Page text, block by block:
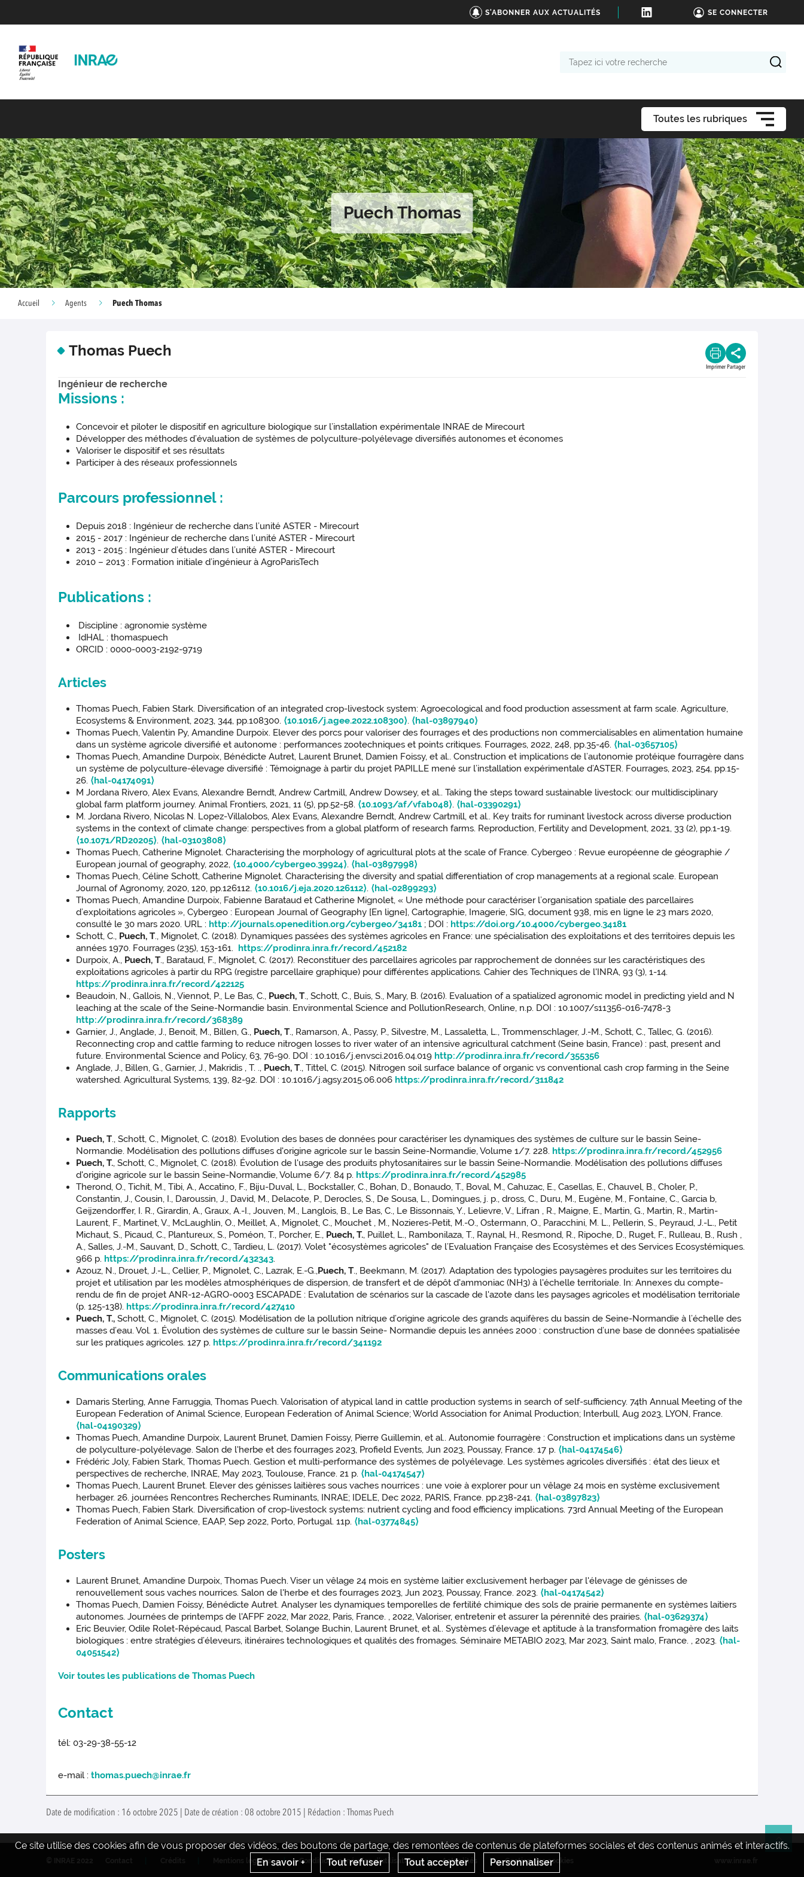
S'ABONNER AUX ACTUALITÉS SE CONNECTER
Toutes les rubriques
Puech Thomas
Accueil Agents Puech Thomas
Thomas Puech
Imprimer Partager
Ingénieur de recherche
Missions :
Concevoir et piloter le dispositif en agriculture biologique sur l’installation expérimentale INRAE de Mirecourt
Développer des méthodes d’évaluation de systèmes de polyculture-polyélevage diversifiés autonomes et économes
Valoriser le dispositif et ses résultats
Participer à des réseaux professionnels
Parcours professionnel :
Depuis 2018 : Ingénieur de recherche dans l’unité ASTER - Mirecourt
2015 - 2017 : Ingénieur de recherche dans l’unité ASTER - Mirecourt
2013 - 2015 : Ingénieur d’études dans l’unité ASTER - Mirecourt
2010 – 2013 : Formation initiale d’ingénieur à AgroParisTech
Publications :
Discipline : agronomie système
IdHAL : thomaspuech
ORCID : 0000-0003-2192-9719
Articles
Thomas Puech, Fabien Stark. Diversification of an integrated crop-livestock system: Agroecological and food production assessment at farm scale. Agriculture,
Ecosystems & Environment, 2023, 344, pp.108300. ⟨10.1016/j.agee.2022.108300⟩. ⟨hal-03897940⟩
Thomas Puech, Valentin Py, Amandine Durpoix. Elever des porcs pour valoriser des fourrages et des productions non commercialisables en alimentation humaine
dans un système agricole diversifié et autonome : performances zootechniques et points critiques. Fourrages, 2022, 248, pp.35-46. ⟨hal-03657105⟩
Thomas Puech, Amandine Durpoix, Bénédicte Autret, Laurent Brunet, Damien Foissy, et al.. Construction et implications de l’autonomie protéique fourragère dans
un système de polyculture-élevage diversifié : Témoignage à partir du projet PAPILLE mené sur l’installation expérimentale d’ASTER. Fourrages, 2023, 254, pp.15-
26. ⟨hal-04174091⟩
M Jordana Rivero, Alex Evans, Alexandre Berndt, Andrew Cartmill, Andrew Dowsey, et al.. Taking the steps toward sustainable livestock: our multidisciplinary
global farm platform journey. Animal Frontiers, 2021, 11 (5), pp.52-58. ⟨10.1093/af/vfab048⟩. ⟨hal-03390291⟩
M. Jordana Rivero, Nicolas N. Lopez-Villalobos, Alex Evans, Alexandre Berndt, Andrew Cartmill, et al.. Key traits for ruminant livestock across diverse production
systems in the context of climate change: perspectives from a global platform of research farms. Reproduction, Fertility and Development, 2021, 33 (2), pp.1-19.
⟨10.1071/RD20205⟩. ⟨hal-03103808⟩
Thomas Puech, Catherine Mignolet. Characterising the morphology of agricultural plots at the scale of France. Cybergeo : Revue européenne de géographie /
European journal of geography, 2022, ⟨10.4000/cybergeo.39924⟩. ⟨hal-03897998⟩
Thomas Puech, Céline Schott, Catherine Mignolet. Characterising the diversity and spatial differentiation of crop managements at a regional scale. European
Journal of Agronomy, 2020, 120, pp.126112. ⟨10.1016/j.eja.2020.126112⟩. ⟨hal-02899293⟩
Thomas Puech, Amandine Durpoix, Fabienne Barataud et Catherine Mignolet, « Une méthode pour caractériser l’organisation spatiale des parcellaires
d’exploitations agricoles », Cybergeo : European Journal of Geography [En ligne], Cartographie, Imagerie, SIG, document 938, mis en ligne le 23 mars 2020,
consulté le 30 mars 2020. URL : http://journals.openedition.org/cybergeo/34181 ; DOI : https://doi.org/10.4000/cybergeo.34181
Schott, C., Puech, T., Mignolet, C. (2018). Dynamiques passées des systèmes agricoles en France: une spécialisation des exploitations et des territoires depuis les
années 1970. Fourrages (235), 153-161. https://prodinra.inra.fr/record/452182
Durpoix, A., Puech, T., Barataud, F., Mignolet, C. (2017). Reconstituer des parcellaires agricoles par rapprochement de données sur les caractéristiques des
exploitations agricoles à partir du RPG (registre parcellaire graphique) pour différentes applications. Cahier des Techniques de l'INRA, 93 (3), 1-14.
https://prodinra.inra.fr/record/422125
Beaudoin, N., Gallois, N., Viennot, P., Le Bas, C., Puech, T., Schott, C., Buis, S., Mary, B. (2016). Evaluation of a spatialized agronomic model in predicting yield and N
leaching at the scale of the Seine-Normandie basin. Environmental Science and PollutionResearch, Online, n.p. DOI : 10.1007/s11356-016-7478-3
http://prodinra.inra.fr/record/368389
Garnier, J., Anglade, J., Benoit, M., Billen, G., Puech, T., Ramarson, A., Passy, P., Silvestre, M., Lassaletta, L., Trommenschlager, J.-M., Schott, C., Tallec, G. (2016).
Reconnecting crop and cattle farming to reduce nitrogen losses to river water of an intensive agricultural catchment (Seine basin, France) : past, present and
future. Environmental Science and Policy, 63, 76-90. DOI : 10.1016/j.envsci.2016.04.019 http://prodinra.inra.fr/record/355356
Anglade, J., Billen, G., Garnier, J., Makridis , T. ., Puech, T., Tittel, C. (2015). Nitrogen soil surface balance of organic vs conventional cash crop farming in the Seine
watershed. Agricultural Systems, 139, 82-92. DOI : 10.1016/j.agsy.2015.06.006 https://prodinra.inra.fr/record/311842
Rapports
Puech, T., Schott, C., Mignolet, C. (2018). Evolution des bases de données pour caractériser les dynamiques des systèmes de culture sur le bassin Seine-
Normandie. Modélisation des pollutions diffuses d'origine agricole sur le bassin Seine-Normandie, Volume 1/7. 228. https://prodinra.inra.fr/record/452956
Puech, T., Schott, C., Mignolet, C. (2018). Évolution de l'usage des produits phytosanitaires sur le bassin Seine-Normandie. Modélisation des pollutions diffuses
d'origine agricole sur le bassin Seine-Normandie, Volume 6/7. 84 p. https://prodinra.inra.fr/record/452985
Therond, O., Tichit, M., Tibi, A., Accatino, F., Biju-Duval, L., Bockstaller, C., Bohan, D., Bonaudo, T., Boval, M., Cahuzac, E., Casellas, E., Chauvel, B., Choler, P.,
Constantin, J., Cousin, I., Daroussin, J., David, M., Delacote, P., Derocles, S., De Sousa, L., Domingues, j. p., dross, C., Duru, M., Eugène, M., Fontaine, C., Garcia b,
Geijzendorffer, I. R., Girardin, A., Graux, A.-I., Jouven, M., Langlois, B., Le Bas, C., Le Bissonnais, Y., Lelievre, V., Lifran , R., Maigne, E., Martin, G., Martin, R., Martin-
Laurent, F., Martinet, V., McLaughlin, O., Meillet, A., Mignolet, C., Mouchet , M., Nozieres-Petit, M.-O., Ostermann, O., Paracchini, M. L., Pellerin, S., Peyraud, J.-L., Petit
Michaut, S., Picaud, C., Plantureux, S., Poméon, T., Porcher, E., Puech, T., Puillet, L., Rambonilaza, T., Raynal, H., Resmond, R., Ripoche, D., Ruget, F., Rulleau, B., Rush ,
A., Salles, J.-M., Sauvant, D., Schott, C., Tardieu, L. (2017). Volet "écosystèmes agricoles" de l’Evaluation Française des Ecosystèmes et des Services Ecosystémiques.
966 p. https://prodinra.inra.fr/record/432343.
Azouz, N., Drouet, J.-L., Cellier, P., Mignolet, C., Lazrak, E.-G.,Puech, T., Beekmann, M. (2017). Adaptation des typologies paysagères produites sur les territoires du
projet et utilisation par les modèles atmosphériques de dispersion, de transfert et de dépôt d'ammoniac (NH3) à l'échelle territoriale. In: Annexes du compte-
rendu de fin de projet ANR-12-AGRO-0003 ESCAPADE : Evalutation de scénarios sur la cascade de l'azote dans les paysages agricoles et modélisation territoriale
(p. 125-138). https://prodinra.inra.fr/record/427410
Puech, T., Schott, C., Mignolet, C. (2015). Modélisation de la pollution nitrique d’origine agricole des grands aquifères du bassin de Seine-Normandie à l’échelle des
masses d’eau. Vol. 1. Évolution des systèmes de culture sur le bassin Seine- Normandie depuis les années 2000 : construction d’une base de données spatialisée
sur les pratiques agricoles. 127 p. https://prodinra.inra.fr/record/341192
Communications orales
Damaris Sterling, Anne Farruggia, Thomas Puech. Valorisation of atypical land in cattle production systems in search of self-sufficiency. 74th Annual Meeting of the
European Federation of Animal Science, European Federation of Animal Science; World Association for Animal Production; Interbull, Aug 2023, LYON, France.
⟨hal-04190329⟩
Thomas Puech, Amandine Durpoix, Laurent Brunet, Damien Foissy, Pierre Guillemin, et al.. Autonomie fourragère : Construction et implications dans un système
de polyculture-polyélevage. Salon de l'herbe et des fourrages 2023, Profield Events, Jun 2023, Poussay, France. 17 p. ⟨hal-04174546⟩
Frédéric Joly, Fabien Stark, Thomas Puech. Gestion et multi-performance des systèmes de polyélevage. Les systèmes agricoles diversifiés : état des lieux et
perspectives de recherche, INRAE, May 2023, Toulouse, France. 21 p. ⟨hal-04174547⟩
Thomas Puech, Laurent Brunet. Elever des génisses laitières sous vaches nourrices : une voie à explorer pour un vêlage 24 mois en système exclusivement
herbager. 26. journées Rencontres Recherches Ruminants, INRAE; IDELE, Dec 2022, PARIS, France. pp.238-241. ⟨hal-03897823⟩
Thomas Puech, Fabien Stark. Diversification of crop-livestock systems: nutrient cycling and food efficiency implications. 73rd Annual Meeting of the European
Federation of Animal Science, EAAP, Sep 2022, Porto, Portugal. 11p. ⟨hal-03774845⟩
Posters
Laurent Brunet, Amandine Durpoix, Thomas Puech. Viser un vêlage 24 mois en système laitier exclusivement herbager par l'élevage de génisses de
renouvellement sous vaches nourrices. Salon de l'herbe et des fourrages 2023, Jun 2023, Poussay, France. 2023. ⟨hal-04174542⟩
Thomas Puech, Damien Foissy, Bénédicte Autret. Analyser les dynamiques temporelles de fertilité chimique des sols de prairie permanente en systèmes laitiers
autonomes. Journées de printemps de l'AFPF 2022, Mar 2022, Paris, France. , 2022, Valoriser, entretenir et assurer la pérennité des prairies. ⟨hal-03629374⟩
Eric Beuvier, Odile Rolet-Répécaud, Pascal Barbet, Solange Buchin, Laurent Brunet, et al.. Systèmes d’élevage et aptitude à la transformation fromagère des laits
biologiques : entre stratégies d’éleveurs, itinéraires technologiques et qualités des fromages. Séminaire METABIO 2023, Mar 2023, Saint malo, France. , 2023. ⟨hal-
04051542⟩
Voir toutes les publications de Thomas Puech
Contact
tél: 03-29-38-55-12
e-mail :thomas.puech@inrae.fr
Date de modification : 16 octobre 2025 | Date de création : 08 octobre 2015 | Rédaction : Thomas Puech
Ce site utilise des cookies afin de vous proposer des vidéos, des boutons de partage, des remontées de contenus de plateformes sociales et des contenus animés et interactifs.
En savoir +
Tout refuser Tout accepter Personnaliser
Mentions legales Conditions générales d'utilisation Actualités Gestion des cookies